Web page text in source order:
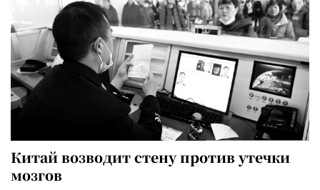
Китай возводит стену против утечки
мозгов